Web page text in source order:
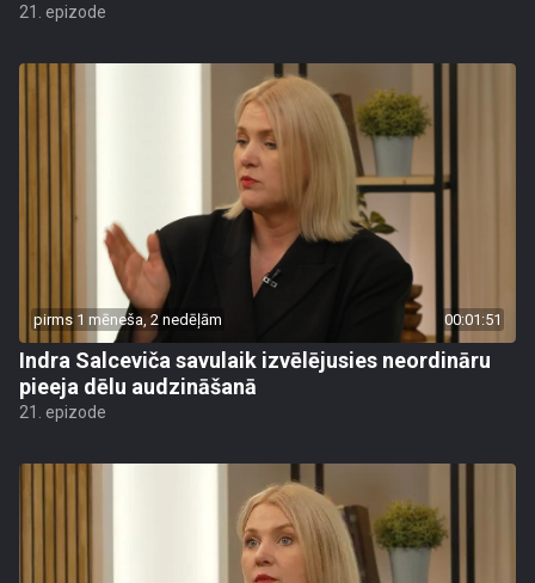
21. epizode
pirms 1 mēneša, 2 nedēļām 00:01:51
Indra Salceviča savulaik izvēlējusies neordināru
pieeja dēlu audzināšanā
21. epizode